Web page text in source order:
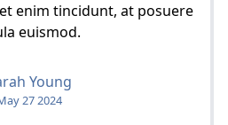
enim tincidunt, at posuere
euismod.
Young
27 2024